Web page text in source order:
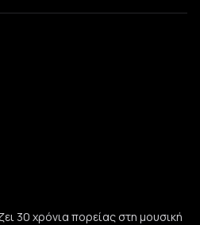
30 χρόνια πορείας στη μουσική